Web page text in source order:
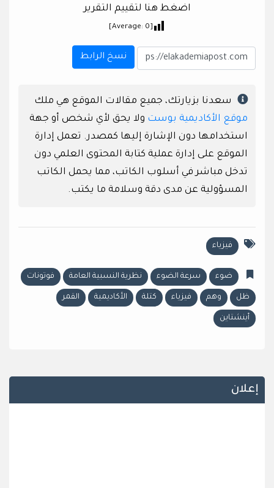
اضغط هنا لتقييم التقرير
[Average:
0
]
نسخ الرابط
سعدنا بزيارتك، جميع مقالات الموقع هي ملك
موقع الأكاديمية بوست ولا يحق لأي شخص أو جهة
استخدامها دون الإشارة إليها كمصدر. تعمل إدارة
الموقع على إدارة عملية كتابة المحتوى العلمي دون
تدخل مباشر في أسلوب الكاتب، مما يحمل الكاتب
المسؤولية عن مدى دقة وسلامة ما يكتب.
فيزياء
ضوء سرعة الضوء نظرية النسبية العامة فوتونات
ظل وهم فيزياء كتلة الأكاديمية القمر
أينشتاين
إعلان